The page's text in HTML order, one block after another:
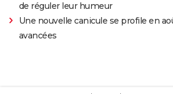
de réguler leur humeur
Une nouvelle canicule se profile en
avancées